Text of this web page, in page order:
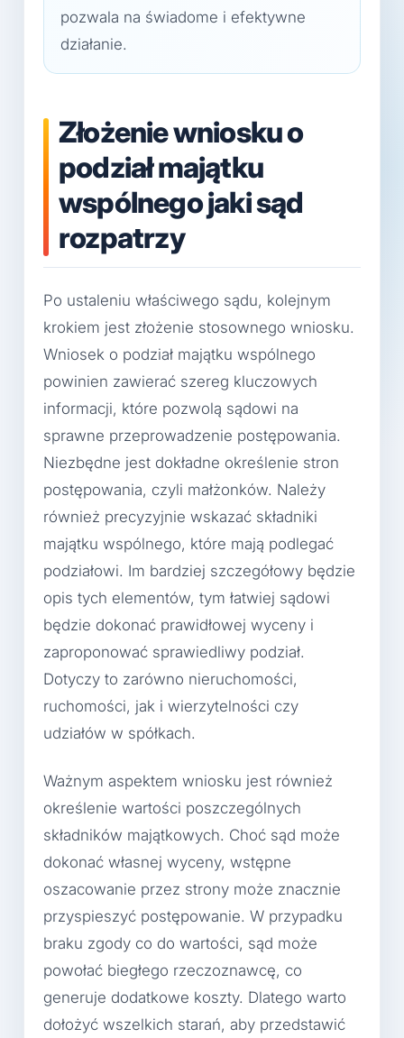
pozwala na świadome i efektywne
działanie.
Złożenie wniosku o
podział majątku
wspólnego jaki sąd
rozpatrzy
Po ustaleniu właściwego sądu, kolejnym
krokiem jest złożenie stosownego wniosku.
Wniosek o podział majątku wspólnego
powinien zawierać szereg kluczowych
informacji, które pozwolą sądowi na
sprawne przeprowadzenie postępowania.
Niezbędne jest dokładne określenie stron
postępowania, czyli małżonków. Należy
również precyzyjnie wskazać składniki
majątku wspólnego, które mają podlegać
podziałowi. Im bardziej szczegółowy będzie
opis tych elementów, tym łatwiej sądowi
będzie dokonać prawidłowej wyceny i
zaproponować sprawiedliwy podział.
Dotyczy to zarówno nieruchomości,
ruchomości, jak i wierzytelności czy
udziałów w spółkach.
Ważnym aspektem wniosku jest również
określenie wartości poszczególnych
składników majątkowych. Choć sąd może
dokonać własnej wyceny, wstępne
oszacowanie przez strony może znacznie
przyspieszyć postępowanie. W przypadku
braku zgody co do wartości, sąd może
powołać biegłego rzeczoznawcę, co
generuje dodatkowe koszty. Dlatego warto
dołożyć wszelkich starań, aby przedstawić